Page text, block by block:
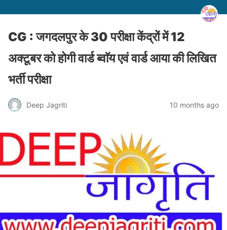
CG : जगदलपुर के 30 परीक्षा केंद्रों में 12
अक्टूबर को होगी वार्ड ब्वाॅय एवं वार्ड आया की लिखित
भर्ती परीक्षा
Deep Jagriti 10 months ago